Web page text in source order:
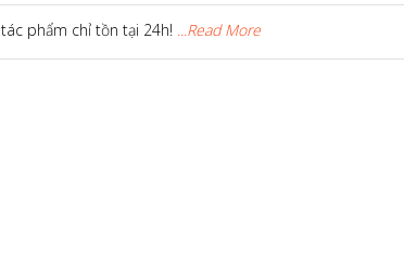
phẩm chỉ tồn tại 24h! ...Read More